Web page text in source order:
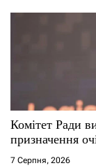
в
Комітет Ради
призначення
7 Серпня, 2026